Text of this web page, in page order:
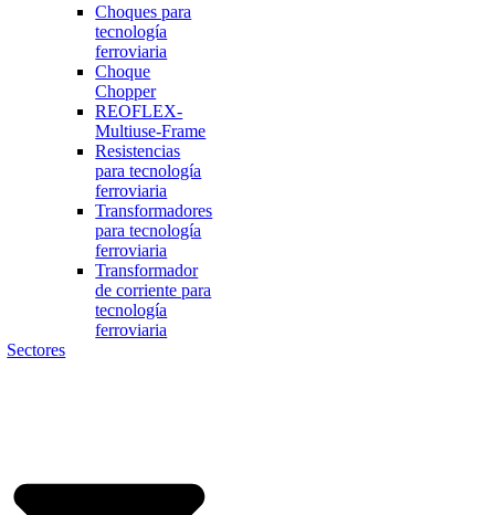
Choques para
tecnología
ferroviaria
Choque
Chopper
REOFLEX-
Multiuse-Frame
Resistencias
para tecnología
ferroviaria
Transformadores
para tecnología
ferroviaria
Transformador
de corriente para
tecnología
ferroviaria
Sectores